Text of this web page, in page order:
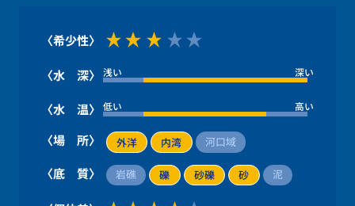
〈希少性〉
〈水 深〉 浅い 深い
〈水 温〉 低い 高い
〈場 所〉 外洋 内湾 河口域
〈底 質〉 岩礁 礫 砂礫 砂 泥